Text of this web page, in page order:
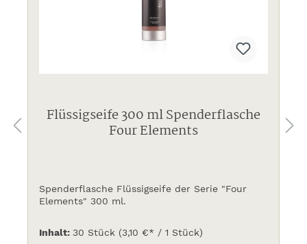
Flüssigseife 300 ml Spenderflasche
Four Elements
Spenderflasche Flüssigseife der Serie "Four
Elements" 300 ml.
Inhalt: 30 Stück (3,10 €* / 1 Stück)